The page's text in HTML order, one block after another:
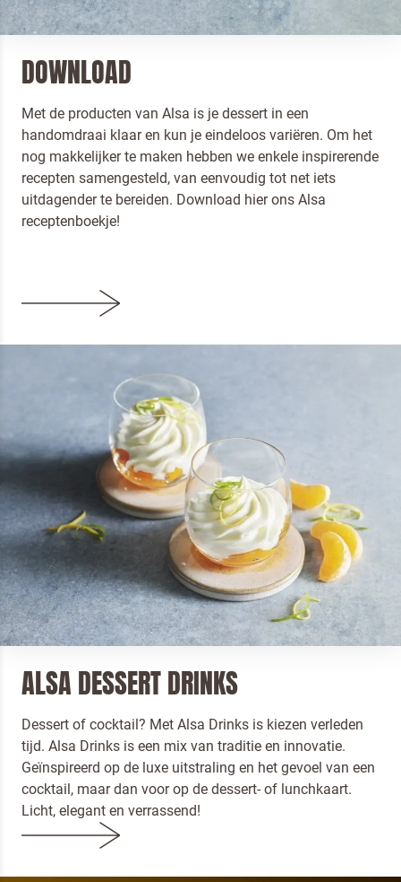
DOWNLOAD
Met de producten van Alsa is je dessert in een
handomdraai klaar en kun je eindeloos variëren. Om het
nog makkelijker te maken hebben we enkele inspirerende
recepten samengesteld, van eenvoudig tot net iets
uitdagender te bereiden. Download hier ons Alsa
receptenboekje!
ALSA DESSERT DRINKS
Dessert of cocktail? Met Alsa Drinks is kiezen verleden
tijd. Alsa Drinks is een mix van traditie en innovatie.
Geïnspireerd op de luxe uitstraling en het gevoel van een
cocktail, maar dan voor op de dessert- of lunchkaart.
Licht, elegant en verrassend!